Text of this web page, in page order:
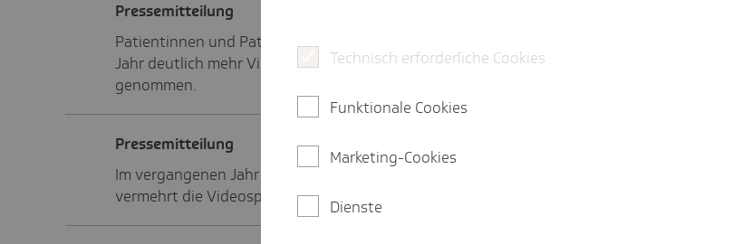
Pres­se­mit­tei­lung
Patientinnen und Patienten in Hessen haben im vergangenen
Jahr deutlich mehr Videosprechstunden in Anspruch
genommen.
Die Zahl
Im Jahr
Pres­se­mit­tei­lung
Im vergangenen Jahr haben die Bremerinnen und Bremer
vermehrt die Videosprechstunde genutzt.
Die
Technisch erforderliche Cookies
Funktionale Cookies
Marketing-Cookies
Dienste